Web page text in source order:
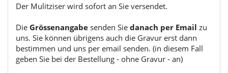
Der Mulitziser wird sofort an Sie versendet.
Die Grössenangabe senden Sie danach per Email zu
uns. Sie können übrigens auch die Gravur erst dann
bestimmen und uns per email senden. (in diesem Fall
geben Sie bei der Bestellung - ohne Gravur - an)